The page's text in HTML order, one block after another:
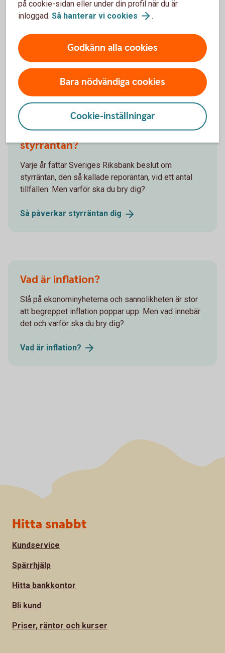
löpande omvärldsanalyser.
Swedbankmakroanalys
Andra läser också
Varför ska man bry sig om
styrräntan?
Varje år fattar Sveriges Riksbank beslut om
styrräntan, den så kallade reporäntan, vid ett antal
tillfällen. Men varför ska du bry dig?
Så påverkar styrräntan dig
Vad är inflation?
Slå på ekonominyheterna och sannolikheten är stor
att begreppet inflation poppar upp. Men vad innebär
det och varför ska du bry dig?
Vad är inflation?
på cookie-sidan eller under din profil när du är
inloggad. Så hanterar vi cookies .
Godkänn alla cookies
Bara nödvändiga cookies
Cookie-inställningar
Sidfot
Hitta snabbt
Kundservice
Spärrhjälp
Hitta bankkontor
Bli kund
Priser, räntor och kurser